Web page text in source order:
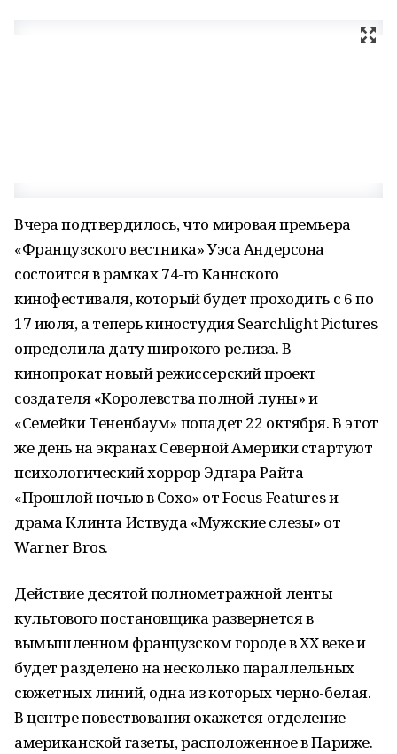
Вчера подтвердилось, что мировая премьера
«Французского вестника» Уэса Андерсона
состоится в рамках 74-го Каннского
кинофестиваля, который будет проходить с 6 по
17 июля, а теперь киностудия Searchlight Pictures
определила дату широкого релиза. В
кинопрокат новый режиссерский проект
создателя «Королевства полной луны» и
«Семейки Тененбаум» попадет 22 октября. В этот
же день на экранах Северной Америки стартуют
психологический хоррор Эдгара Райта
«Прошлой ночью в Сохо» от Focus Features и
драма Клинта Иствуда «Мужские слезы» от
Warner Bros.
Действие десятой полнометражной ленты
культового постановщика развернется в
вымышленном французском городе в XX веке и
будет разделено на несколько параллельных
сюжетных линий, одна из которых черно-белая.
В центре повествования окажется отделение
американской газеты, расположенное в Париже.